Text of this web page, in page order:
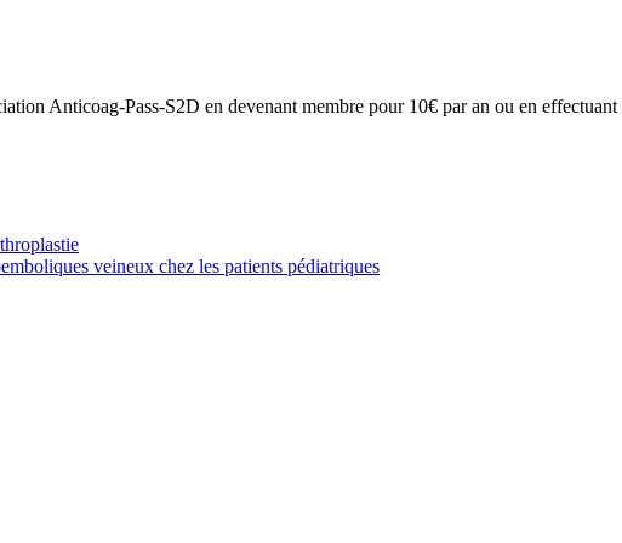
Anticoag-Pass-S2D en devenant membre pour 10€ par an ou en
veineux chez les patients pédiatriques